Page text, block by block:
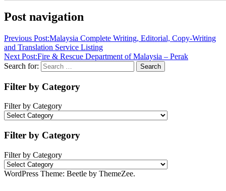
Post navigation
Previous Post:Malaysia Complete Writing, Editorial, Copy-Writing
and Translation Service Listing
Next Post:Fire & Rescue Department of Malaysia – Perak
Search for:
Search
Filter by Category
Filter by Category
Filter by Category
Filter by Category
WordPress Theme: Beetle by ThemeZee.